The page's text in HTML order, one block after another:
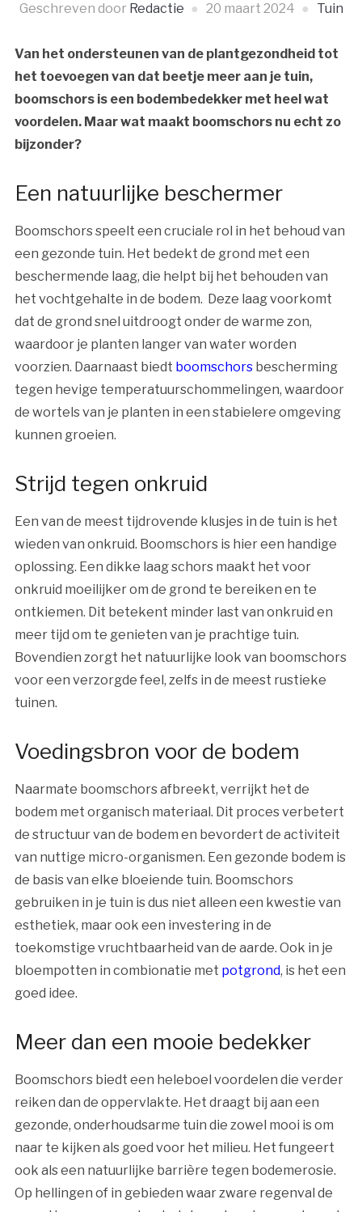
Geschreven door Redactie 20 maart 2024 Tuin
Van het ondersteunen van de plantgezondheid tot
het toevoegen van dat beetje meer aan je tuin,
boomschors is een bodembedekker met heel wat
voordelen. Maar wat maakt boomschors nu echt zo
bijzonder?
Een natuurlijke beschermer
Boomschors speelt een cruciale rol in het behoud van
een gezonde tuin. Het bedekt de grond met een
beschermende laag, die helpt bij het behouden van
het vochtgehalte in de bodem. Deze laag voorkomt
dat de grond snel uitdroogt onder de warme zon,
waardoor je planten langer van water worden
voorzien. Daarnaast biedt boomschors bescherming
tegen hevige temperatuurschommelingen, waardoor
de wortels van je planten in een stabielere omgeving
kunnen groeien.
Strijd tegen onkruid
Een van de meest tijdrovende klusjes in de tuin is het
wieden van onkruid. Boomschors is hier een handige
oplossing. Een dikke laag schors maakt het voor
onkruid moeilijker om de grond te bereiken en te
ontkiemen. Dit betekent minder last van onkruid en
meer tijd om te genieten van je prachtige tuin.
Bovendien zorgt het natuurlijke look van boomschors
voor een verzorgde feel, zelfs in de meest rustieke
tuinen.
Voedingsbron voor de bodem
Naarmate boomschors afbreekt, verrijkt het de
bodem met organisch materiaal. Dit proces verbetert
de structuur van de bodem en bevordert de activiteit
van nuttige micro-organismen. Een gezonde bodem is
de basis van elke bloeiende tuin. Boomschors
gebruiken in je tuin is dus niet alleen een kwestie van
esthetiek, maar ook een investering in de
toekomstige vruchtbaarheid van de aarde. Ook in je
bloempotten in combionatie met potgrond, is het een
goed idee.
Meer dan een mooie bedekker
Boomschors biedt een heleboel voordelen die verder
reiken dan de oppervlakte. Het draagt bij aan een
gezonde, onderhoudsarme tuin die zowel mooi is om
naar te kijken als goed voor het milieu. Het fungeert
ook als een natuurlijke barrière tegen bodemerosie.
Op hellingen of in gebieden waar zware regenval de